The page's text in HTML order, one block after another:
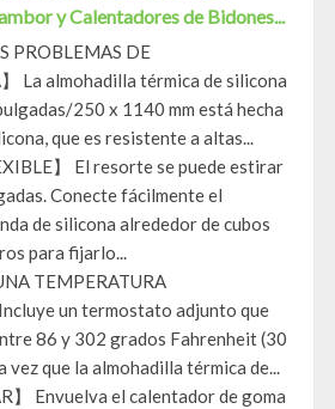
y Calentadores de Bidones...
PROBLEMAS DE
La almohadilla térmica de silicona
250 x 1140 mm está hecha
que es resistente a altas...
】 El resorte se puede estirar
Conecte fácilmente el
de silicona alrededor de cubos
para fijarlo...
TEMPERATURA
un termostato adjunto que
86 y 302 grados Fahrenheit (30
vez que la almohadilla térmica de...
】 Envuelva el calentador de goma